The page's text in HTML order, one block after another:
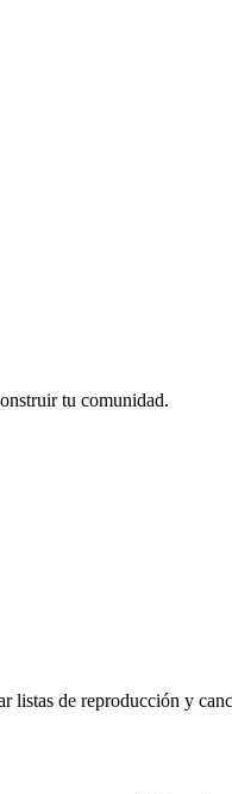
tu comunidad.
listas de reproducción y